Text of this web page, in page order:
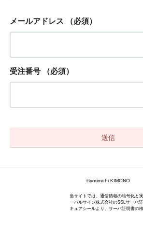
メールアドレス （必須）
受注番号 （必須）
©yorimichi KIMONO
当サイトでは、通信情報の暗号化と
ーバルサイン株式会社のSSLサーバ
キュアシールより、サーバ証明書の